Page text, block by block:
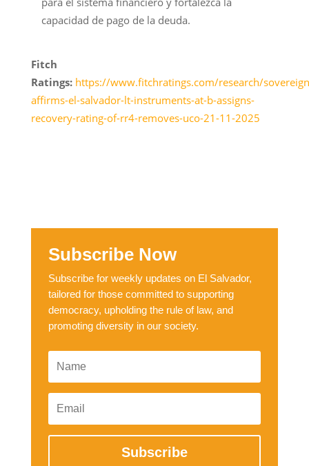
capacidad de pago de la deuda.
Fitch
Ratings: https://www.fitchratings.com/research/
affirms-el-salvador-lt-instruments-at-b-assigns-
recovery-rating-of-rr4-removes-uco-21-11-2025
Subscribe Now
Subscribe for weekly updates on El Salvador,
tailored for those committed to supporting
democracy, upholding the rule of law, and
promoting diversity in our society.
Subscribe